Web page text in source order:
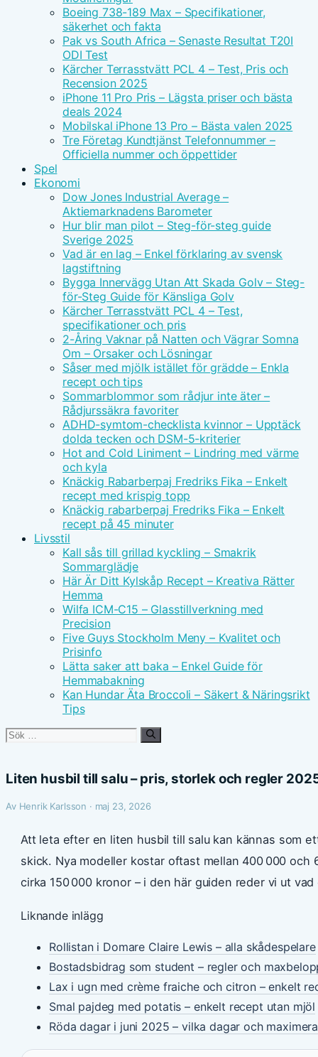
Boeing 738-189 Max – Specifikationer,
säkerhet och fakta
Pak vs South Africa – Senaste Resultat T20I
ODI Test
Kärcher Terrasstvätt PCL 4 – Test, Pris och
Recension 2025
iPhone 11 Pro Pris – Lägsta priser och bästa
deals 2024
Mobilskal iPhone 13 Pro – Bästa valen 2025
Tre Företag Kundtjänst Telefonnummer –
Officiella nummer och öppettider
Spel
Ekonomi
Dow Jones Industrial Average –
Aktiemarknadens Barometer
Hur blir man pilot – Steg-för-steg guide
Sverige 2025
Vad är en lag – Enkel förklaring av svensk
lagstiftning
Bygga Innervägg Utan Att Skada Golv – Steg-
för-Steg Guide för Känsliga Golv
Kärcher Terrasstvätt PCL 4 – Test,
specifikationer och pris
2-Åring Vaknar på Natten och Vägrar Somna
Om – Orsaker och Lösningar
Såser med mjölk istället för grädde – Enkla
recept och tips
Sommarblommor som rådjur inte äter –
Rådjurssäkra favoriter
ADHD-symtom-checklista kvinnor – Upptäck
dolda tecken och DSM-5-kriterier
Hot and Cold Liniment – Lindring med värme
och kyla
Knäckig Rabarberpaj Fredriks Fika – Enkelt
recept med krispig topp
Knäckig rabarberpaj Fredriks Fika – Enkelt
recept på 45 minuter
Livsstil
Kall sås till grillad kyckling – Smakrik
Sommarglädje
Här Är Ditt Kylskåp Recept – Kreativa Rätter
Hemma
Wilfa ICM-C15 – Glasstillverkning med
Precision
Five Guys Stockholm Meny – Kvalitet och
Prisinfo
Lätta saker att baka – Enkel Guide för
Hemmabakning
Kan Hundar Äta Broccoli – Säkert & Näringsrikt
Tips
Sök
Liten husbil till salu – pris, storlek och regler
Av Henrik Karlsson · maj 23, 2026
Att leta efter en liten husbil till salu kan kännas som
skick. Nya modeller kostar oftast mellan 400 000
cirka 150 000 kronor – i den här guiden reder vi ut
Liknande inlägg
Rollistan i Domare Claire Lewis – alla skådespelare
Bostadsbidrag som student – regler och
Lax i ugn med crème fraiche och citron – enkelt
Smal pajdeg med potatis – enkelt recept utan mjöl
Röda dagar i juni 2025 – vilka dagar och